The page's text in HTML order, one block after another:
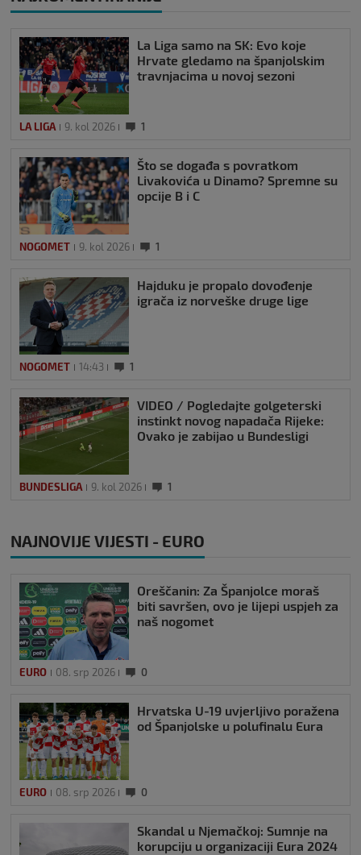
La Liga samo na SK: Evo koje
Hrvate gledamo na španjolskim
travnjacima u novoj sezoni
LA LIGA 9. kol 2026 1
Što se događa s povratkom
Livakovića u Dinamo? Spremne su
opcije B i C
NOGOMET 9. kol 2026 1
Hajduku je propalo dovođenje
igrača iz norveške druge lige
NOGOMET 14:43 1
VIDEO / Pogledajte golgeterski
instinkt novog napadača Rijeke:
Ovako je zabijao u Bundesligi
BUNDESLIGA 9. kol 2026 1
NAJNOVIJE VIJESTI - EURO
Oreščanin: Za Španjolce moraš
biti savršen, ovo je lijepi uspjeh za
naš nogomet
EURO 08. srp 2026 0
Hrvatska U-19 uvjerljivo poražena
od Španjolske u polufinalu Eura
EURO 08. srp 2026 0
Skandal u Njemačkoj: Sumnje na
korupciju u organizaciji Eura 2024